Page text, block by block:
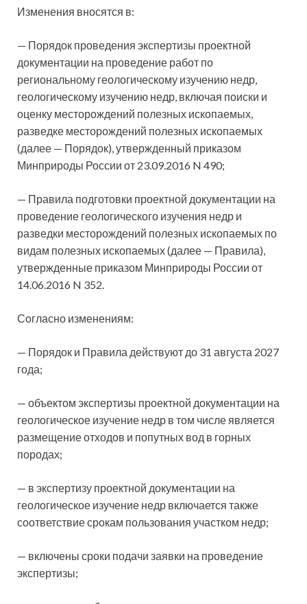
Изменения вносятся в:
— Порядок проведения экспертизы проектной
документации на проведение работ по
региональному геологическому изучению недр,
геологическому изучению недр, включая поиски и
оценку месторождений полезных ископаемых,
разведке месторождений полезных ископаемых
(далее — Порядок), утвержденный приказом
Минприроды России от 23.09.2016 N 490;
— Правила подготовки проектной документации на
проведение геологического изучения недр и
разведки месторождений полезных ископаемых по
видам полезных ископаемых (далее — Правила),
утвержденные приказом Минприроды России от
14.06.2016 N 352.
Согласно изменениям:
— Порядок и Правила действуют до 31 августа 2027
года;
— объектом экспертизы проектной документации на
геологическое изучение недр в том числе является
размещение отходов и попутных вод в горных
породах;
— в экспертизу проектной документации на
геологическое изучение недр включается также
соответствие срокам пользования участком недр;
— включены сроки подачи заявки на проведение
экспертизы;